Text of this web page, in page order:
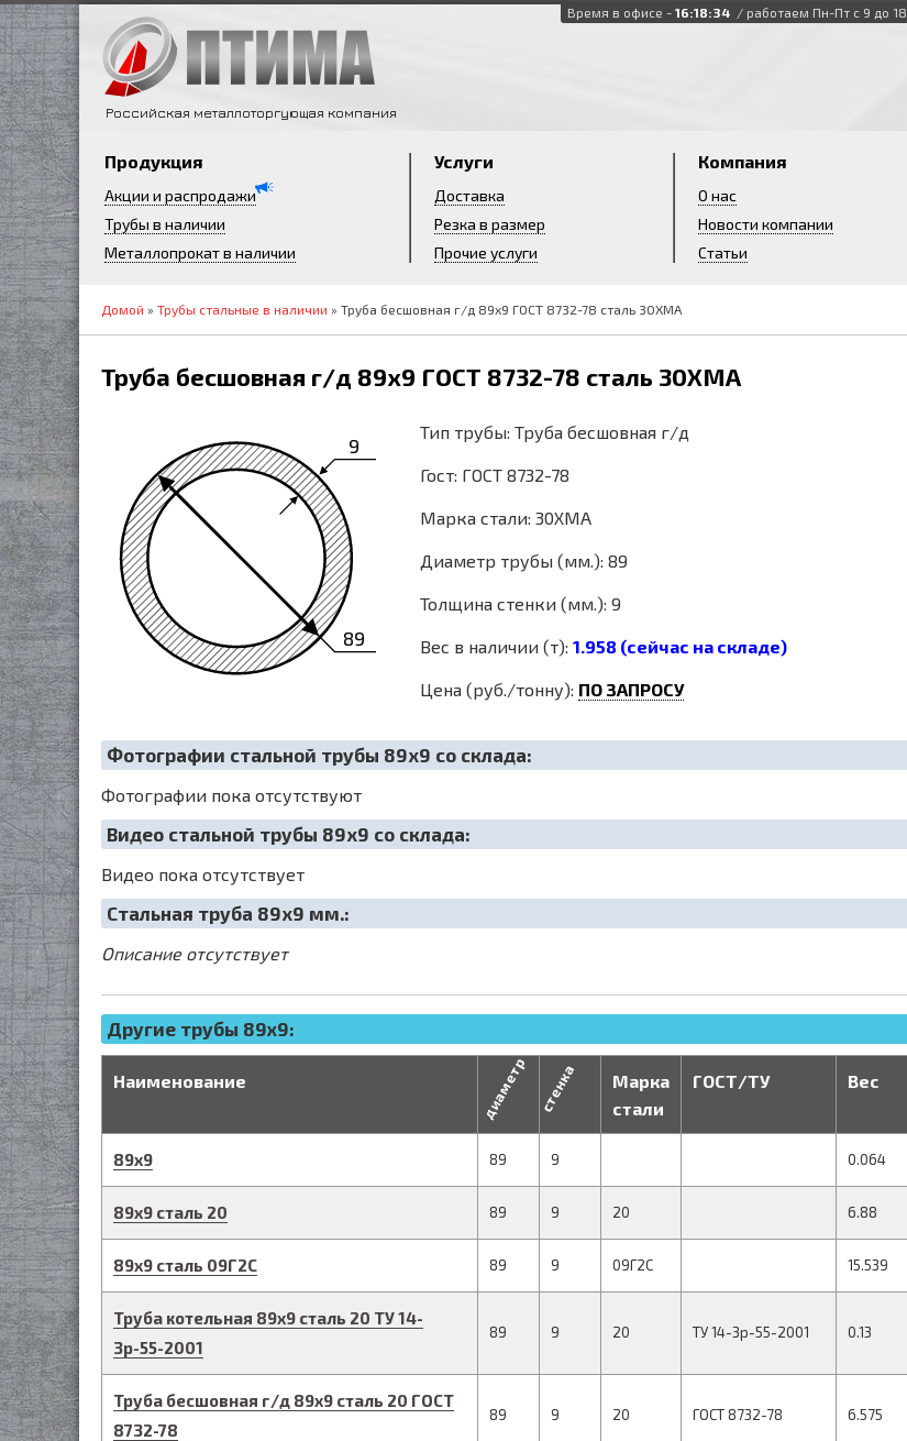
Время в офисе - 16:18:35 / работаем Пн-Пт с 9 до 18
Российская металлоторгующая компания
Продукция
Акции и распродажи
Трубы в наличии
Металлопрокат в наличии
Услуги
Доставка
Резка в размер
Прочие услуги
Компания
О нас
Новости компании
Статьи
Домой » Трубы стальные в наличии » Труба бесшовная г/д 89х9 ГОСТ 8732-78 сталь 30ХМА
Труба бесшовная г/д 89х9 ГОСТ 8732-78 сталь 30ХМА
89
9
Тип трубы: Труба бесшовная г/д
Гост: ГОСТ 8732-78
Марка стали: 30ХМА
Диаметр трубы (мм.): 89
Толщина стенки (мм.): 9
Вес в наличии (т): 1.958 (сейчас на складе)
Цена (руб./тонну): ПО ЗАПРОСУ
Фотографии стальной трубы 89х9 со склада:
Фотографии пока отсутствуют
Видео стальной трубы 89х9 со склада:
Видео пока отсутствует
Cтальная труба 89х9 мм.:
Описание отсутствует
Другие трубы 89x9:
Наименование диаметр стенка
Марка
стали
ГОСТ/ТУ Вес
89х9 89 9 0.064
89х9 сталь 20 89 9 20 6.88
89х9 сталь 09Г2С 89 9 09Г2С 15.539
Труба котельная 89х9 сталь 20 ТУ 14-
3р-55-2001
89 9 20 ТУ 14-3р-55-2001 0.13
Труба бесшовная г/д 89х9 сталь 20 ГОСТ
8732-78
89 9 20 ГОСТ 8732-78 6.575